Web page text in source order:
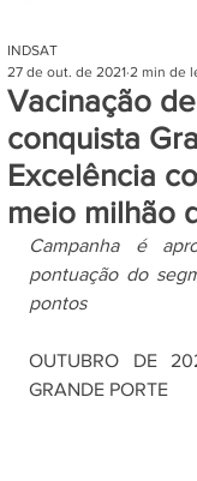
Vacinação
conquista
Excelência
meio milhão
INDSAT
27 de out. de 2021 2 min de
Campanha é
pontuação do
pontos
OUTUBRO DE
GRANDE PORTE